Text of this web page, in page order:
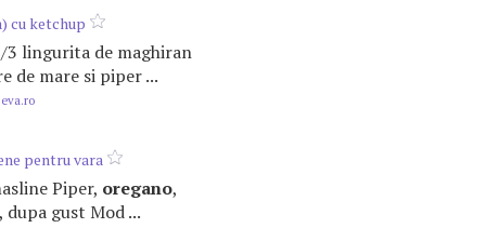
cu ketchup
3 lingurita de maghiran
de mare si piper ...
pentru vara
Piper, oregano,
gust Mod ...